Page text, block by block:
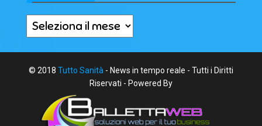
Archivi
© 2018 Tutto Sanità - News in tempo reale - Tutti i Diritti
Riservati - Powered By